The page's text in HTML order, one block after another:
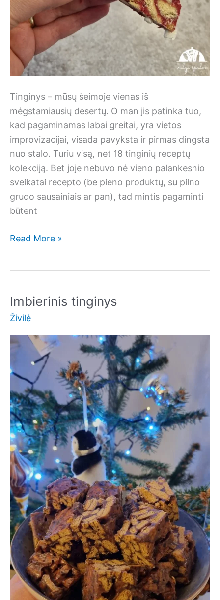
Tinginys – mūsų šeimoje vienas iš
mėgstamiausių desertų. O man jis patinka tuo,
kad pagaminamas labai greitai, yra vietos
improvizacijai, visada pavyksta ir pirmas dingsta
nuo stalo. Turiu visą, net 18 tinginių receptų
kolekciją. Bet joje nebuvo nė vieno palankesnio
sveikatai recepto (be pieno produktų, su pilno
grudo sausainiais ar pan), tad mintis pagaminti
būtent
Braškinis
Read More »
Imbierinis tinginys
Živilė